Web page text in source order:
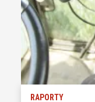
RAPORTY